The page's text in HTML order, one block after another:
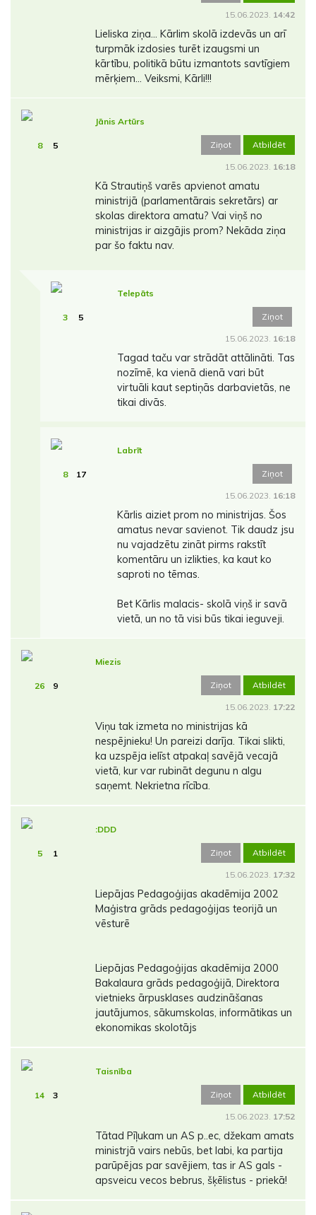
15.06.2023. 14:42
Lieliska ziņa... Kārlim skolā izdevās un arī
turpmāk izdosies turēt izaugsmi un
kārtību, politikā būtu izmantots savtīgiem
mērķiem... Veiksmi, Kārli!!!
8 5
Jānis Artūrs
Ziņot Atbildēt
15.06.2023. 16:18
Kā Strautiņš varēs apvienot amatu
ministrijā (parlamentārais sekretārs) ar
skolas direktora amatu? Vai viņš no
ministrijas ir aizgājis prom? Nekāda ziņa
par šo faktu nav.
3 5
Telepāts
Ziņot
15.06.2023. 16:18
Tagad taču var strādāt attālināti. Tas
nozīmē, ka vienā dienā vari būt
virtuāli kaut septiņās darbavietās, ne
tikai divās.
8 17
Labrīt
Ziņot
15.06.2023. 16:18
Kārlis aiziet prom no ministrijas. Šos
amatus nevar savienot. Tik daudz jsu
nu vajadzētu zināt pirms rakstīt
komentāru un izlikties, ka kaut ko
saproti no tēmas.
Bet Kārlis malacis- skolā viņš ir savā
vietā, un no tā visi būs tikai ieguveji.
26 9
Miezis
Ziņot Atbildēt
15.06.2023. 17:22
Viņu tak izmeta no ministrijas kā
nespējnieku! Un pareizi darīja. Tikai slikti,
ka uzspēja ielīst atpakaļ savējā vecajā
vietā, kur var rubināt degunu n algu
saņemt. Nekrietna rīcība.
5 1
:DDD
Ziņot Atbildēt
15.06.2023. 17:32
Liepājas Pedagoģijas akadēmija 2002
Maģistra grāds pedagoģijas teorijā un
vēsturē
Liepājas Pedagoģijas akadēmija 2000
Bakalaura grāds pedagoģijā, Direktora
vietnieks ārpusklases audzināšanas
jautājumos, sākumskolas, informātikas un
ekonomikas skolotājs
14 3
Taisnība
Ziņot Atbildēt
15.06.2023. 17:52
Tātad Pīļukam un AS p..ec, džekam amats
ministrjā vairs nebūs, bet labi, ka partija
parūpējas par savējiem, tas ir AS gals -
apsveicu vecos bebrus, šķēlistus - priekā!